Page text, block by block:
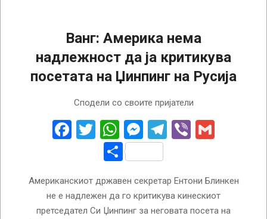
Ванг: Америка нема
надлежност да ја критикува
посетата на Џинпинг на Русија
Сподели со своите пријатели
Facebook
Twitter
WhatsApp
Messenger
Telegram
Viber
Share
Американскиот државен секретар Ентони Блинкен
не е надлежен да го критикува кинескиот
претседател Си Џинпинг за неговата посета на